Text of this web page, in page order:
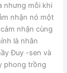
nhưng mỗi khi
nhận nó một
nhận cùng
là nhân
Đuy -sen và
phong trồng